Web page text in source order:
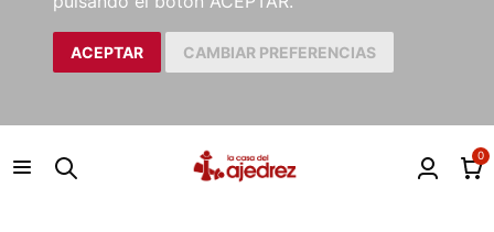
ACEPTAR CAMBIAR PREFERENCIAS
0